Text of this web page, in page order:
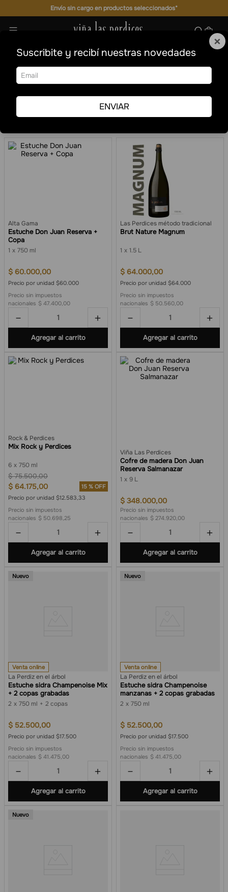
Envío sin cargo en productos seleccionados*
Vinos
Vinos
Ordenar por Fecha de
release
Alta Gama
Estuche Don Juan Reserva +
Copa
1 750 ml
$ 60.000,00
Precio por unidad $60.000
Precio sin impuestos
nacionales $ 47.400,00
＋
－
Agregar al carrito
Las Perdices método tradicional
Brut Nature Magnum
1 1.5 L
$ 64.000,00
Precio por unidad $64.000
Precio sin impuestos
nacionales $ 50.560,00
＋
－
Agregar al carrito
Rock & Perdices
Mix Rock y Perdices
6 750 ml
$ 75.500,00
$ 64.175,00 15 % OFF
Precio por unidad $12.583,33
Precio sin impuestos
nacionales $ 50.698,25
＋
－
Agregar al carrito
Viña Las Perdices
Cofre de madera Don Juan
Reserva Salmanazar
1 9 L
$ 348.000,00
Precio sin impuestos
nacionales $ 274.920,00
＋
－
Agregar al carrito
Nuevo
Venta online
La Perdiz en el árbol
Estuche sidra Champenoise Mix
+ 2 copas grabadas
2 750 ml 2 copas
$ 52.500,00
Precio por unidad $17.500
Precio sin impuestos
nacionales $ 41.475,00
＋
－
Agregar al carrito
Nuevo
Venta online
La Perdiz en el árbol
Estuche sidra Champenoise
manzanas + 2 copas grabadas
2 750 ml
$ 52.500,00
Precio por unidad $17.500
Precio sin impuestos
nacionales $ 41.475,00
＋
－
Agregar al carrito
Nuevo
×
Suscribite y recibí nuestras novedades
ENVIAR